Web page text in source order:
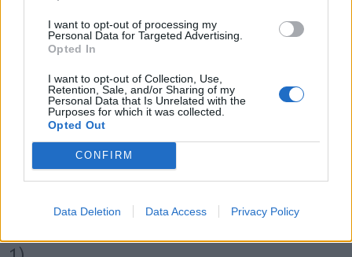
I want to opt-out of processing my
Personal Data for Targeted Advertising.
Opted In
I want to opt-out of Collection, Use,
Retention, Sale, and/or Sharing of my
Personal Data that Is Unrelated with the
Purposes for which it was collected.
Opted Out
CONFIRM
Data Deletion Data Access Privacy Policy
X